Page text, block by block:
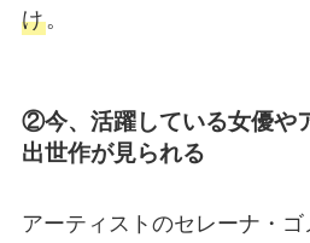
け。
②今、活躍している女優や
出世作が見られる
アーティストのセレーナ・